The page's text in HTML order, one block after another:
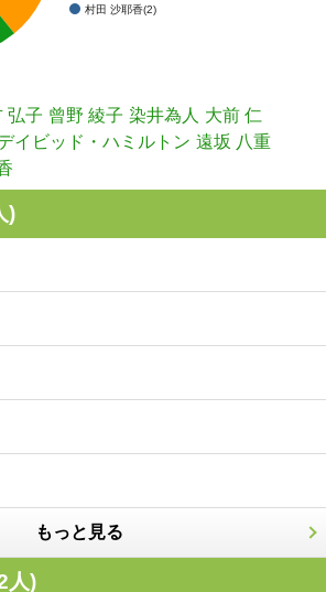
村田 沙耶香(2)
弘子 曾野 綾子 染井為人 大前 仁
イビッド・ハミルトン 遠坂 八重
)
もっと見る
人)